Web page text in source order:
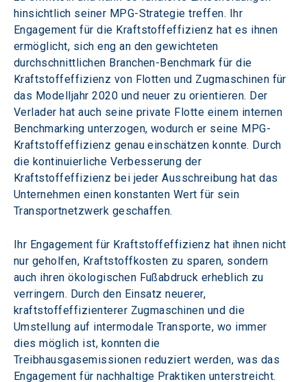
hinsichtlich seiner MPG-Strategie treffen. Ihr
Engagement für die Kraftstoffeffizienz hat es ihnen
ermöglicht, sich eng an den gewichteten
durchschnittlichen Branchen-Benchmark für die
Kraftstoffeffizienz von Flotten und Zugmaschinen für
das Modelljahr 2020 und neuer zu orientieren. Der
Verlader hat auch seine private Flotte einem internen
Benchmarking unterzogen, wodurch er seine MPG-
Kraftstoffeffizienz genau einschätzen konnte. Durch
die kontinuierliche Verbesserung der
Kraftstoffeffizienz bei jeder Ausschreibung hat das
Unternehmen einen konstanten Wert für sein
Transportnetzwerk geschaffen.
Ihr Engagement für Kraftstoffeffizienz hat ihnen nicht
nur geholfen, Kraftstoffkosten zu sparen, sondern
auch ihren ökologischen Fußabdruck erheblich zu
verringern. Durch den Einsatz neuerer,
kraftstoffeffizienterer Zugmaschinen und die
Umstellung auf intermodale Transporte, wo immer
dies möglich ist, konnten die
Treibhausgasemissionen reduziert werden, was das
Engagement für nachhaltige Praktiken unterstreicht.